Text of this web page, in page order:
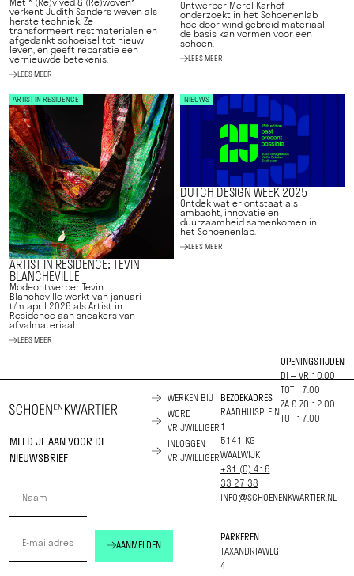
verkent Judith Sanders weven als
hersteltechniek. Ze
transformeert restmaterialen en
afgedankt schoeisel tot nieuw
leven, en geeft reparatie een
vernieuwde betekenis.
LEES MEER
Ontwerper Merel Karhof
onderzoekt in het Schoenenlab
hoe door wind gebreid materiaal
de basis kan vormen voor een
schoen.
LEES MEER
ARTIST IN RESIDENCE
ARTIST IN RESIDENCE: TEVIN
BLANCHEVILLE
Modeontwerper Tevin
Blancheville werkt van januari
t/m april 2026 als Artist in
Residence aan sneakers van
afvalmateriaal.
LEES MEER
NIEUWS
DUTCH DESIGN WEEK 2025
Ontdek wat er ontstaat als
ambacht, innovatie en
duurzaamheid samenkomen in
het Schoenenlab.
LEES MEER
MELD JE AAN VOOR DE
NIEUWSBRIEF
AANMELDEN
WERKEN BIJ
WORD
VRIJWILLIGER
INLOGGEN
VRIJWILLIGER
BEZOEKADRES
RAADHUISPLEIN
1
5141 KG
WAALWIJK
+31 (0) 416
33 27 38
INFO@SCHOENENKWARTIER.NL
PARKEREN
TAXANDRIAWEG
4
OPENINGSTIJDEN
DI – VR 10.00
TOT 17.00
ZA & ZO 12.00
TOT 17.00